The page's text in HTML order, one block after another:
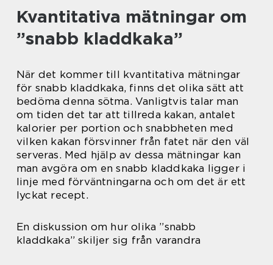
Kvantitativa mätningar om
”snabb kladdkaka”
När det kommer till kvantitativa mätningar
för snabb kladdkaka, finns det olika sätt att
bedöma denna sötma. Vanligtvis talar man
om tiden det tar att tillreda kakan, antalet
kalorier per portion och snabbheten med
vilken kakan försvinner från fatet när den väl
serveras. Med hjälp av dessa mätningar kan
man avgöra om en snabb kladdkaka ligger i
linje med förväntningarna och om det är ett
lyckat recept.
En diskussion om hur olika ”snabb
kladdkaka” skiljer sig från varandra